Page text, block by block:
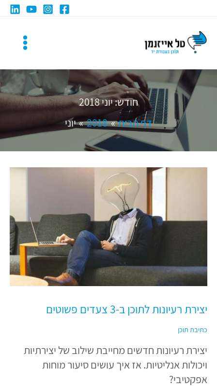
חודש:יוני 2018
דף הבית
2018 יוני
יצירת רעיונות לתוכן ב-3 צעדים פשוטים
כתיבת תוכן
יצירת רעיונות חדשים מחייבת שילוב של יצירתיות
ויכולות אנליטיות. אז איך עושים סיעור מוחות
אפקטיבי?
ב-3